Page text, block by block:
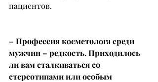
пациентов.
– Профессия косметолога среди
мужчин – редкость. Приходилось
ли вам сталкиваться со
стереотипами или особым